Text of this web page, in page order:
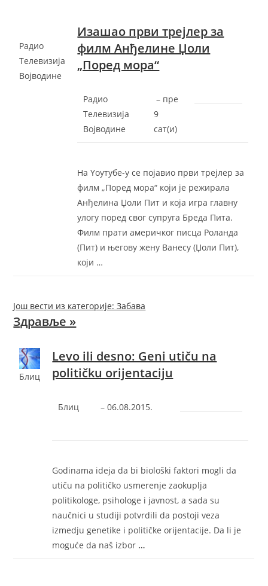
Радио
Телевизија
Војводине
Изашао први трејлер за
филм Анђелине Џоли
„Поред мора“
Радио
Телевизија
Војводине
– ‎пре
9
сат(и)‎
На Yоутубе-у се појавио први трејлер за
филм „Поред мора“ који је режирала
Анђелина Џоли Пит и која игра главну
улогу поред свог супруга Бреда Пита.
Филм прати америчког писца Роланда
(Пит) и његову жену Ванесу (Џоли Пит),
који …
Још вести из категорије: Забава
Здравље »
Блиц
Levo ili desno: Geni utiču na
političku orijentaciju
Блиц –‎06.08.2015.‎
Godinama ideja da bi biološki faktori mogli da
utiču na političko usmerenje zaokuplja
politikologe, psihologe i javnost, a sada su
naučnici u studiji potvrdili da postoji veza
izmedju genetike i političke orijentacije. Da li je
moguće da naš izbor …